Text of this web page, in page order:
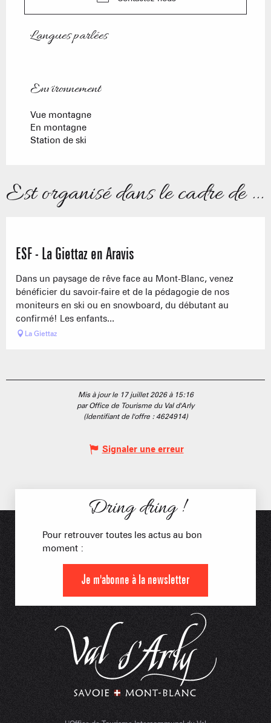
Langues parlées
Langues parlées
Environnement
Environnement
Vue montagne
En montagne
Station de ski
Est organisé dans le cadre de ...
ESF - La Giettaz en Aravis
Dans un paysage de rêve face au Mont-Blanc, venez
bénéficier du savoir-faire et de la pédagogie de nos
moniteurs en ski ou en snowboard, du débutant au
confirmé! Les enfants...
La Giettaz
Mis à jour le 17 juillet 2026 à 15:16
par Office de Tourisme du Val d'Arly
(Identifiant de l'offre : 4624914)
Signaler une erreur
Dring dring !
Pour retrouver toutes les actus au bon
moment :
Je m'abonne à la newsletter